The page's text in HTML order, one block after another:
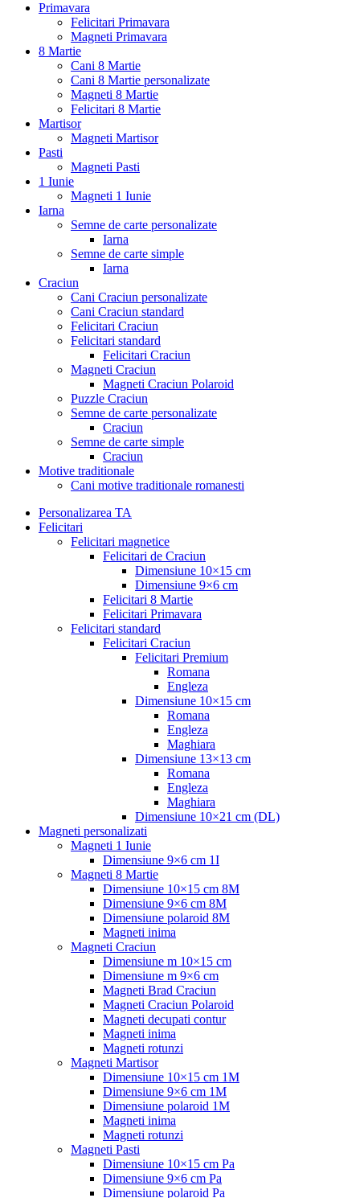
Primavara
Felicitari Primavara
Magneti Primavara
8 Martie
Cani 8 Martie
Cani 8 Martie personalizate
Magneti 8 Martie
Felicitari 8 Martie
Martisor
Magneti Martisor
Pasti
Magneti Pasti
1 Iunie
Magneti 1 Iunie
Iarna
Semne de carte personalizate
Iarna
Semne de carte simple
Iarna
Craciun
Cani Craciun personalizate
Cani Craciun standard
Felicitari Craciun
Felicitari standard
Felicitari Craciun
Magneti Craciun
Magneti Craciun Polaroid
Puzzle Craciun
Semne de carte personalizate
Craciun
Semne de carte simple
Craciun
Motive traditionale
Cani motive traditionale romanesti
Personalizarea TA
Felicitari
Felicitari magnetice
Felicitari de Craciun
Dimensiune 10×15 cm
Dimensiune 9×6 cm
Felicitari 8 Martie
Felicitari Primavara
Felicitari standard
Felicitari Craciun
Felicitari Premium
Romana
Engleza
Dimensiune 10×15 cm
Romana
Engleza
Maghiara
Dimensiune 13×13 cm
Romana
Engleza
Maghiara
Dimensiune 10×21 cm (DL)
Magneti personalizati
Magneti 1 Iunie
Dimensiune 9×6 cm 1I
Magneti 8 Martie
Dimensiune 10×15 cm 8M
Dimensiune 9×6 cm 8M
Dimensiune polaroid 8M
Magneti inima
Magneti Craciun
Dimensiune m 10×15 cm
Dimensiune m 9×6 cm
Magneti Brad Craciun
Magneti Craciun Polaroid
Magneti decupati contur
Magneti inima
Magneti rotunzi
Magneti Martisor
Dimensiune 10×15 cm 1M
Dimensiune 9×6 cm 1M
Dimensiune polaroid 1M
Magneti inima
Magneti rotunzi
Magneti Pasti
Dimensiune 10×15 cm Pa
Dimensiune 9×6 cm Pa
Dimensiune polaroid Pa